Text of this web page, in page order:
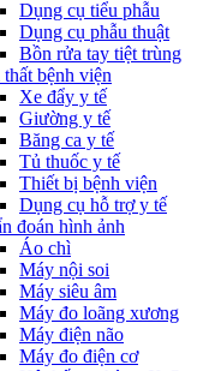
Dụng cụ tiểu phẫu
Dụng cụ phẫu thuật
Bồn rửa tay tiệt trùng
bệnh viện
Xe đẩy y tế
Giường y tế
Băng ca y tế
Tủ thuốc y tế
Thiết bị bệnh viện
Dụng cụ hỗ trợ y tế
đoán hình ảnh
Áo chì
Máy nội soi
Máy siêu âm
Máy đo loãng xương
Máy điện não
Máy đo điện cơ